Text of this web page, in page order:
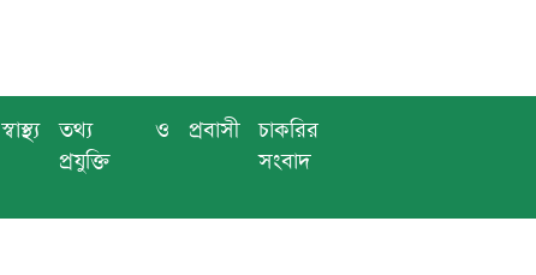
স্বাস্থ্য
তথ্য ও
প্রযুক্তি
প্রবাসী
চাকরির
সংবাদ